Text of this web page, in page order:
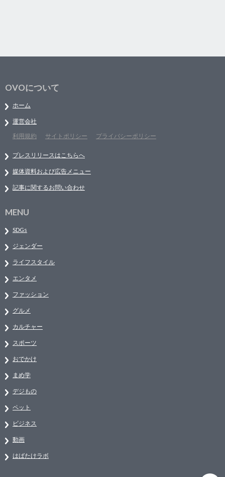
OVOについて
ホーム
運営会社
利用規約
サイトポリシー プライバシーポリシー
プレスリリースはこちらへ
媒体資料および広告メニュー
記事に関するお問い合わせ
MENU
SDGs
ジェンダー
ライフスタイル
エンタメ
ファッション
グルメ
カルチャー
スポーツ
おでかけ
まめ学
デジもの
ペット
ビジネス
動画
はばたけラボ